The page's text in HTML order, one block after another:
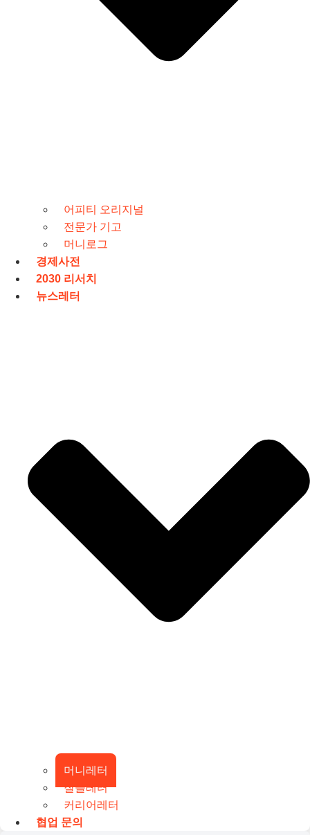
어피티 오리지널
전문가 기고
머니로그
경제사전
2030 리서치
뉴스레터
머니레터
잘쓸레터
커리어레터
협업 문의